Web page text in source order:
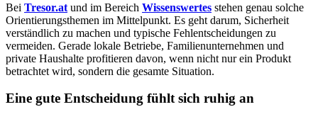
Bei Tresor.at und im Bereich Wissenswertes stehen genau solche
Orientierungsthemen im Mittelpunkt. Es geht darum, Sicherheit
verständlich zu machen und typische Fehlentscheidungen zu
vermeiden. Gerade lokale Betriebe, Familienunternehmen und
private Haushalte profitieren davon, wenn nicht nur ein Produkt
betrachtet wird, sondern die gesamte Situation.
Eine gute Entscheidung fühlt sich ruhig an